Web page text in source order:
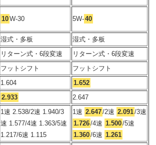
10W-30 5W-40
湿式・多板
湿式・多板
リターン式・6段変速
リターン式・6段変速
フットシフト
フットシフト
1.604
1.652
2.933 2.647
1速 2.538/2速 1.940/3
速 1.577/4速 1.363/5速
1.217/6速 1.115
1速 2.647/2速 2.091/3速
1.726/4速 1.500/5速
1.360/6速 1.261